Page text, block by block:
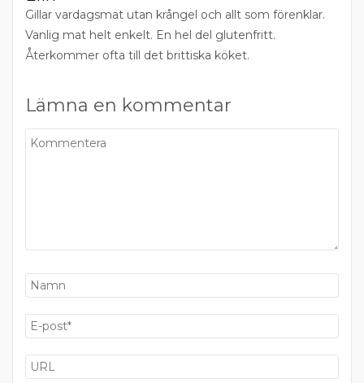
Gillar vardagsmat utan krångel och allt som förenklar.
Vanlig mat helt enkelt. En hel del glutenfritt.
Återkommer ofta till det brittiska köket.
Lämna en kommentar